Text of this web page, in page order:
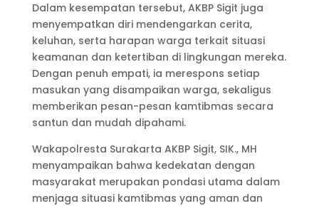
Dalam kesempatan tersebut, AKBP Sigit juga
menyempatkan diri mendengarkan cerita,
keluhan, serta harapan warga terkait situasi
keamanan dan ketertiban di lingkungan mereka.
Dengan penuh empati, ia merespons setiap
masukan yang disampaikan warga, sekaligus
memberikan pesan-pesan kamtibmas secara
santun dan mudah dipahami.
Wakapolresta Surakarta AKBP Sigit, SIK., MH
menyampaikan bahwa kedekatan dengan
masyarakat merupakan pondasi utama dalam
menjaga situasi kamtibmas yang aman dan